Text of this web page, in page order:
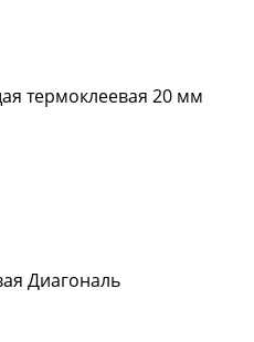
термоклеевая 20 мм
Диагональ